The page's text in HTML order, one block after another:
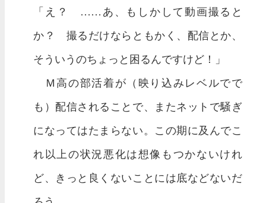
「え？ ……あ、もしかして動画撮ると
か？ 撮るだけならともかく、配信とか、
そういうのちょっと困るんですけど！」
Ｍ高の部活着が（映り込みレベルでで
も）配信されることで、またネットで騒ぎ
になってはたまらない。この期に及んでこ
れ以上の状況悪化は想像もつかないけれ
ど、きっと良くないことには底などないだ